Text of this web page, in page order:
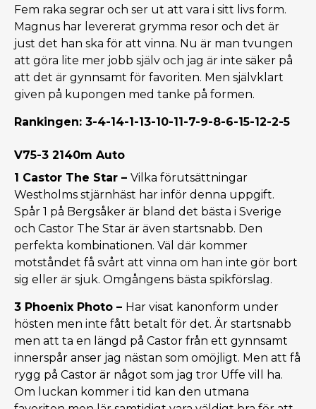
Fem raka segrar och ser ut att vara i sitt livs form.
Magnus har levererat grymma resor och det är
just det han ska för att vinna. Nu är man tvungen
att göra lite mer jobb själv och jag är inte säker på
att det är gynnsamt för favoriten. Men självklart
given på kupongen med tanke på formen.
Rankingen: 3-4-14-1-13-10-11-7-9-8-6-15-12-2-5
V75-3 2140m Auto
1 Castor The Star – Vilka förutsättningar
Westholms stjärnhäst har inför denna uppgift.
Spår 1 på Bergsåker är bland det bästa i Sverige
och Castor The Star är även startsnabb. Den
perfekta kombinationen. Väl där kommer
motståndet få svårt att vinna om han inte gör bort
sig eller är sjuk. Omgångens bästa spikförslag.
3 Phoenix Photo – Har visat kanonform under
hösten men inte fått betalt för det. Är startsnabb
men att ta en längd på Castor från ett gynnsamt
innerspår anser jag nästan som omöjligt. Men att få
rygg på Castor är något som jag tror Uffe vill ha.
Om luckan kommer i tid kan den utmana